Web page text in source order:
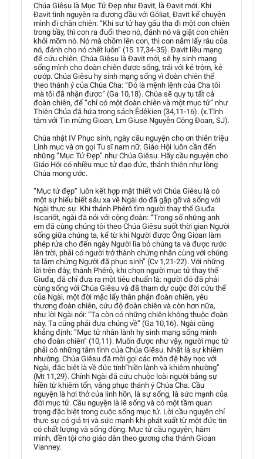
Chúa Giêsu là Mục Tử Đẹp như Đavit, là Đavit mới. Khi
Đavit tình nguyện ra đương đầu với Gôliat, Đavit kể chuyện
mình đi chăn chiên: “Khi sư tử hay gấu tha đi một con chiên
trong bầy, thì con ra đuổi theo nó, đánh nó và giật con chiên
khỏi mõm nó. Nó mà chồm lên con, thì con nắm lấy râu của
nó, đánh cho nó chết luôn” (1S 17,34-35). Đavit liều mạng
để cứu chiên. Chúa Giêsu là Đavit mới, sẽ hy sinh mạng
sống mình cho đoàn chiên được sống, trái với kẻ trộm, kẻ
cướp. Chúa Giêsu hy sinh mạng sống vì đoàn chiên thể
theo thánh ý của Chúa Cha: “Đó là mệnh lệnh của Cha tôi
mà tôi đã nhận được” (Ga 10,18). Chúa sẽ quy tụ tất cả
đoàn chiên, để “chỉ có một đoàn chiên và một mục tử” như
Thiên Chúa đã hứa trong sách Êdêkien (34,11-16). (x.Tĩnh
tâm với Tin mừng Gioan, Lm Giuse Nguyễn Công Đoan, SJ).
Chúa nhật IV Phục sinh, ngày cầu nguyện cho ơn thiên triệu
Linh mục và ơn gọi Tu sĩ nam nữ. Giáo Hội luôn cần đến
những “Mục Tử Đẹp” như Chúa Giêsu. Hãy cầu nguyện cho
Giáo Hội có nhiều mục tử đạo đức, thánh thiện như lòng
Chúa mong ước.
“Mục tử đẹp” luôn kết hợp mật thiết với Chúa Giêsu là có
một sự hiểu biết sâu xa về Ngài do đã gặp gỡ và sống với
Ngài thực sự. Khi thánh Phêrô tìm người thay thế Giuđa
Iscariốt, ngài đã nói với cộng đoàn: “Trong số những anh
em đã cùng chúng tôi theo Chúa Giêsu suốt thời gian Người
sống giữa chúng ta, kể từ khi Người được Ông Gioan làm
phép rửa cho đến ngày Người lìa bỏ chúng ta và được rước
lên trời, phải có người trở thành chứng nhân cùng với chúng
ta làm chứng Người đã phục sinh” (Cv 1,21-22). Với những
lời trên đây, thánh Phêrô, khi chọn người mục tử thay thế
Giuđa, đã chỉ đưa ra một tiêu chuẩn là: người đó đã phải
cùng sống với Chúa Giêsu và đã tham dự cuộc đời cứu thế
của Ngài, một đời mặc lấy thân phận đoàn chiên, yêu
thương đoàn chiên, cứu độ đoàn chiên và còn hơn nữa,
như lời Ngài nói: “Ta còn có những chiên không thuộc đoàn
này. Ta cũng phải đưa chúng về” (Ga 10,16). Ngài cũng
khẳng định: “Mục tử nhân lành hy sinh mạng sống mình
cho đoàn chiên” (10,11). Muốn được như vậy, người mục tử
phải có những tâm tình của Chúa Giêsu. Nhất là sự khiêm
nhường. Chúa Giêsu đã mời gọi các môn đệ hãy học với
Ngài, đặc biệt là về đức tính“hiền lành và khiêm nhường”
(Mt 11,29). Chính Ngài đã cứu chuộc loài người bằng sự
hiền từ khiêm tốn, vâng phục thánh ý Chúa Cha. Cầu
nguyện là hơi thở của linh hồn, là sự sống, là sức mạnh của
đời mục tử. Cầu nguyện là lẽ sống và có một tầm quan
trọng đặc biệt trong cuộc sống mục tử. Lời cầu nguyện chỉ
thực sự có giá trị và sức mạnh khi phát xuất từ một đức tin
có chất lượng và sống động. Mục tử cầu nguyện, hãm
mình, đền tội cho giáo dân theo gương cha thánh Gioan
Vianney.